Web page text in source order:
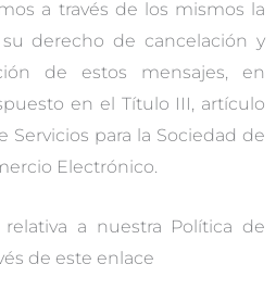
a través de los mismos la
derecho de cancelación y
de estos mensajes, en
en el Título III, artículo
Servicios para la Sociedad de
Electrónico.
a nuestra Política de
de este enlace